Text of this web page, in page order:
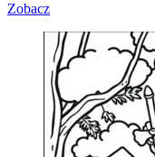
Zobacz